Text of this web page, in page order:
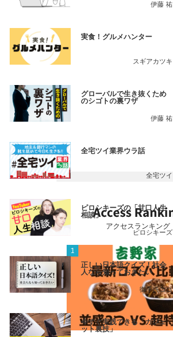
アクセスランキング
伊藤 祐
実食！グルメハンター
スギアカツキ
グローバルで生き抜くため
のシゴトの裏ワザ
伊藤 祐
全宅ツイ業界ウラ話
全宅ツイ
ピロシキーズの「甘口人生
相談」
ピロシキーズ
正しい日本語クイズ！社会
人なら知っておきたい
御手洗ココ
今すぐ実践できる「ガジェ
ット裏技」